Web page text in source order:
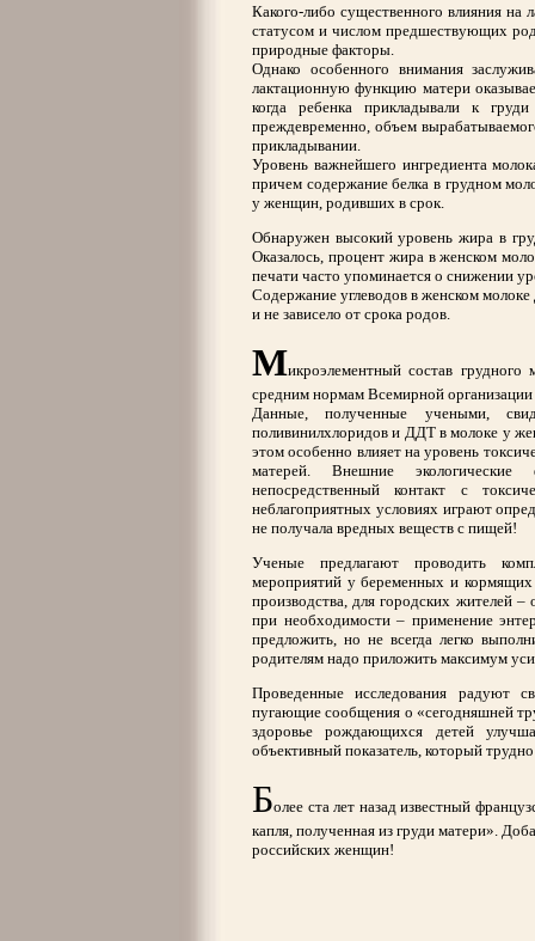
Какого-либо существенного влияния на
статусом и числом предшествующих
природные факторы.
Однако особенного внимания
лактационную функцию матери
когда ребенка прикладывали к
преждевременно, объем
прикладывании.
Уровень важнейшего ингредиента
причем содержание белка в грудном
у женщин, родивших в срок.
Обнаружен высокий уровень жира в
Оказалось, процент жира в женском
печати часто упоминается о снижении
Содержание углеводов в женском
и не зависело от срока родов.
Микроэлементный состав
средним нормам Всемирной организации
Данные, полученные учеными,
поливинилхлоридов и ДДТ в молоке у
этом особенно влияет на уровень
матерей. Внешние
непосредственный контакт с
неблагоприятных условиях играют
не получала вредных веществ с пищей!
Ученые предлагают проводить
мероприятий у беременных и
производства, для городских жителей –
при необходимости – применение
предложить, но не всегда легко
родителям надо приложить максимум
Проведенные исследования радуют
пугающие сообщения о «сегодняшней
здоровье рождающихся детей
объективный показатель, который
Более ста лет назад известный
капля, полученная из груди матери».
российских женщин!